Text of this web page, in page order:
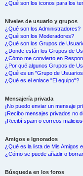
¿Qué son los iconos para los
Niveles de usuario y grupos
¿Qué son los Administradores?
¿Qué son los Moderadores?
¿Qué son los Grupos de
¿Donde están los Grupos de
¿Cómo me convierto en
¿Por qué algunos Grupos de
¿Qué es un "Grupo de
¿Qué es el enlace "El equipo"?
Mensajería privada
¡No puedo enviar un mensaje
¡Recibo mensajes privados no
¡Recibí spam o correos
Amigos e Ignorados
¿Qué es la lista de Mis Amigos
¿Cómo se puede añadir o
Búsqueda en los foros